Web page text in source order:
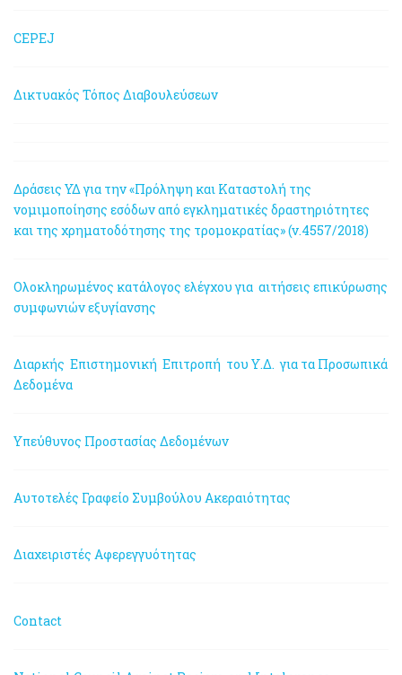
CEPEJ
Δικτυακός Τόπος Διαβουλεύσεων
Δράσεις ΥΔ για την «Πρόληψη και Καταστολή της
νομιμοποίησης εσόδων από εγκληματικές δραστηριότητες
και της χρηματοδότησης της τρομοκρατίας» (ν.4557/2018)
Ολοκληρωμένος κατάλογος ελέγχου για αιτήσεις επικύρωσης
συμφωνιών εξυγίανσης
Διαρκής Επιστημονική Επιτροπή του Υ.Δ. για τα Προσωπικά
Δεδομένα
Υπεύθυνος Προστασίας Δεδομένων
Αυτοτελές Γραφείο Συμβούλου Ακεραιότητας
Διαχειριστές Αφερεγγυότητας
Contact